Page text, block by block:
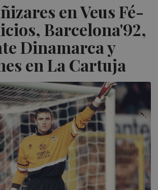
en Veus Fé-
Barcelona'92,
Dinamarca y
en La Cartuja